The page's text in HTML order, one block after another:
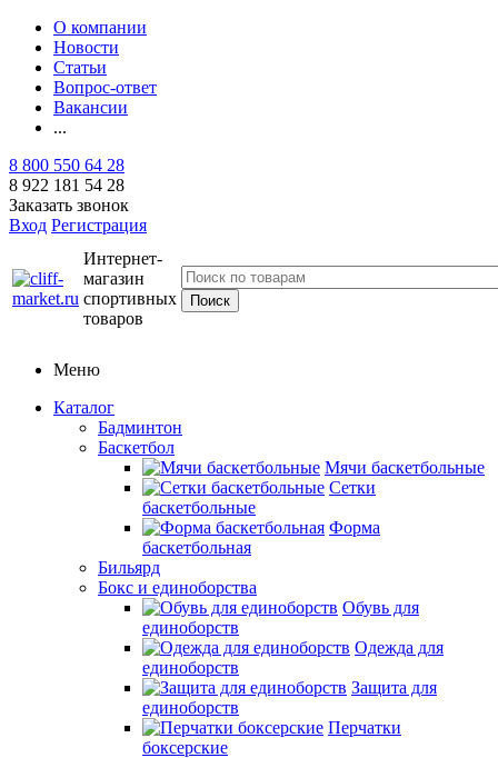
О компании
Новости
Статьи
Вопрос-ответ
Вакансии
...
8 800 550 64 28
8 922 181 54 28
Заказать звонок
Вход Регистрация
Интернет-
магазин
спортивных
товаров
Меню
Каталог
Бадминтон
Баскетбол
Мячи баскетбольные
Сетки
баскетбольные
Форма
баскетбольная
Бильярд
Бокс и единоборства
Обувь для
единоборств
Одежда для
единоборств
Защита для
единоборств
Перчатки
боксерские